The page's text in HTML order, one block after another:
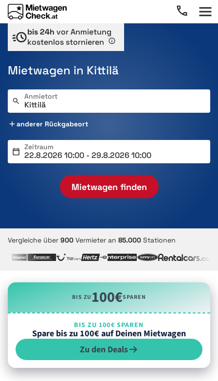
bis 24h vor Anmietung
kostenlos stornieren
Mietwagen in Kittilä
Anmietort
anderer Rückgabeort
Zeitraum
Mietwagen finden
Vergleiche über 900 Vermieter an 85.000 Stationen
BIS ZU100€SPAREN
BIS ZU 100€ SPAREN
Spare bis zu 100€ auf Deinen Mietwagen
Zu den Deals